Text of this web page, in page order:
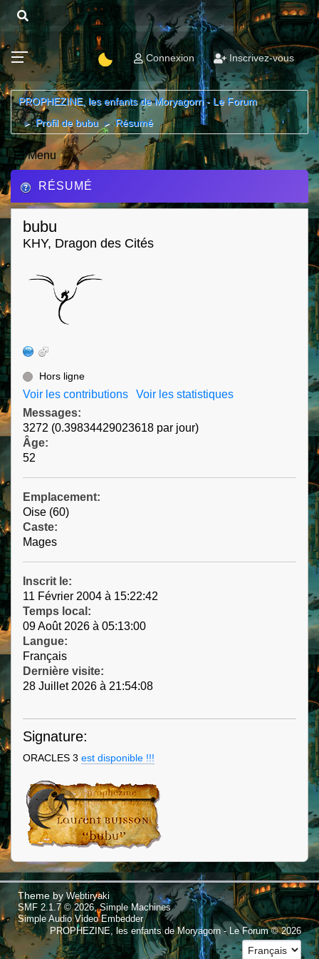
Connexion Inscrivez-vous
PROPHEZINE, les enfants de Moryagorn - Le Forum
► Profil de bubu ► Résumé
Menu
RÉSUMÉ
bubu
KHY, Dragon des Cités
Hors ligne
Voir les contributions
Voir les statistiques
Messages:
3272 (0.39834429023618 par jour)
Âge:
52
Emplacement:
Oise (60)
Caste:
Mages
Inscrit le:
11 Février 2004 à 15:22:42
Temps local:
09 Août 2026 à 05:13:00
Langue:
Français
Dernière visite:
28 Juillet 2026 à 21:54:08
Signature:
ORACLES 3 est disponible !!!
Theme byWebtiryaki
SMF 2.1.7 © 2026,Simple Machines
Simple Audio Video Embedder
PROPHEZINE, les enfants de Moryagorn - Le Forum © 2026